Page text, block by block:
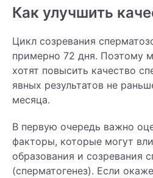
Как улучшить
Цикл созревания
примерно 72 дня. Поэтому
хотят повысить качество
явных результатов не
месяца.
В первую очередь важно
факторы, которые могут
образования и созревания
(сперматогенез). Если